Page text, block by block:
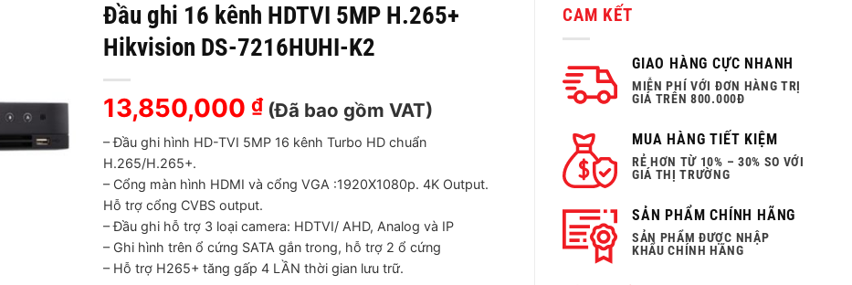
CAM KẾT
GIAO HÀNG CỰC NHANH
MIỄN PHÍ VỚI ĐƠN HÀNG TRỊ
GIÁ TRÊN 800.000Đ
MUA HÀNG TIẾT KIỆM
RẺ HƠN TỪ 10% – 30% SO VỚI
GIÁ THỊ TRƯỜNG
SẢN PHẨM CHÍNH HÃNG
SẢN PHẨM ĐƯỢC NHẬP
KHẨU CHÍNH HÃNG
Đầu ghi 16 kênh HDTVI 5MP H.265+
Hikvision DS-7216HUHI-K2
13,850,000 ₫ (Đã bao gồm VAT)
– Đầu ghi hình HD-TVI 5MP 16 kênh Turbo HD chuẩn
H.265/H.265+.
– Cổng màn hình HDMI và cổng VGA :1920X1080p. 4K Output.
Hỗ trợ cổng CVBS output.
– Đầu ghi hỗ trợ 3 loại camera: HDTVI/ AHD, Analog và IP
– Ghi hình trên ổ cứng SATA gắn trong, hỗ trợ 2 ổ cứng
– Hỗ trợ H265+ tăng gấp 4 LẦN thời gian lưu trữ.